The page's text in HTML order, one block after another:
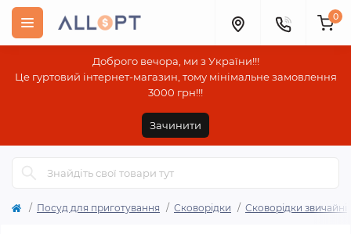
Доброго вечора, ми з України!!!
Це гуртовий інтернет-магазин, тому мінімальне замовлення
3000 грн!!!
Зачинити
0
Посуд для приготування Сковорідки Сковорідки звичайні